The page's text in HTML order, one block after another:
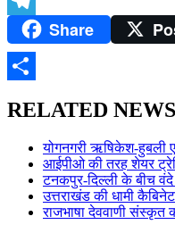
TelegramShare
RELATED NEWS
योगनगरी ऋषिकेश-
आईपीओ की तरह शेयर
टनकपुर-दिल्ली के बीच
उत्तराखंड की धामी
राजभाषा देववाणी